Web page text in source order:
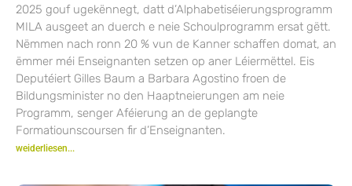
2025 gouf ugekënnegt, datt d’Alphabetiséierungsprogramm
MILA ausgeet an duerch e neie Schoulprogramm ersat gëtt.
Nëmmen nach ronn 20 % vun de Kanner schaffen domat, an
ëmmer méi Enseignanten setzen op aner Léiermëttel. Eis
Deputéiert Gilles Baum a Barbara Agostino froen de
Bildungsminister no den Haaptneierungen am neie
Programm, senger Aféierung an de geplangte
Formatiounscoursen fir d’Enseignanten.
weiderliesen...